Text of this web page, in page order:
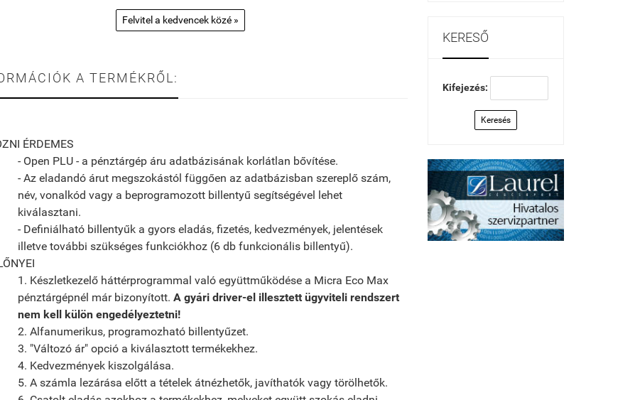
Felvitel a kedvencek közé »
A TERMÉKRŐL:
ÉRDEMES
- Open PLU - a pénztárgép áru adatbázisának korlátlan bővítése.
- Az eladandó árut megszokástól függően az adatbázisban szereplő szám,
név, vonalkód vagy a beprogramozott billentyű segítségével lehet
kiválasztani.
- Definiálható billentyűk a gyors eladás, fizetés, kedvezmények, jelentések
illetve további szükséges funkciókhoz (6 db funkcionális billentyű).
1. Készletkezelő háttérprogrammal való együttműködése a Micra Eco Max
pénztárgépnél már bizonyított. A gyári driver-el illesztett ügyviteli rendszert
nem kell külön engedélyeztetni!
2. Alfanumerikus, programozható billentyűzet.
3. "Változó ár" opció a kiválasztott termékekhez.
4. Kedvezmények kiszolgálása.
5. A számla lezárása előtt a tételek átnézhetők, javíthatók vagy törölhetők.
KERESŐ
Kifejezés:
Keresés